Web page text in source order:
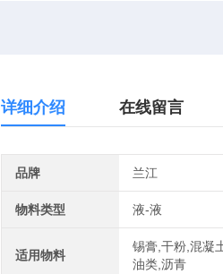
详细介绍 在线留言
品牌 兰江
物料类型 液-液
适用物料
锡膏,干粉,混凝
油类,沥青